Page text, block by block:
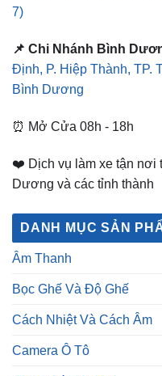
7)
📌 Chi Nhánh Bình
Định, P. Hiệp Thành, TP.
Bình Dương
⏰ Mở Cửa 08h - 18h
❤️ Dịch vụ làm xe tận nơi
Dương và các tỉnh thành
DANH MỤC SẢN
Âm Thanh
Bọc Ghế Và Độ Ghế
Cách Nhiệt Và Cách Âm
Camera Ô Tô